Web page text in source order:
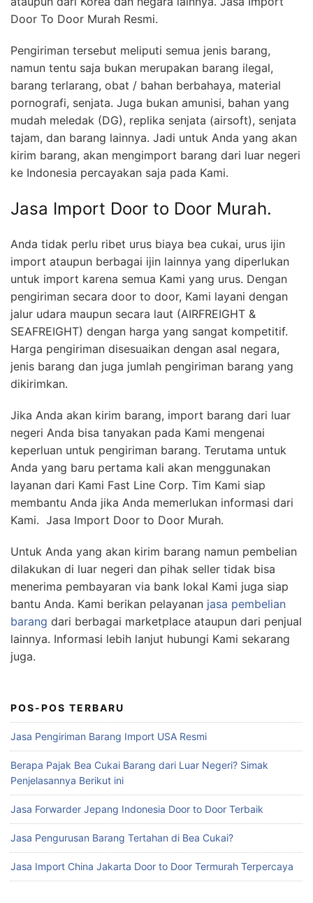
Door To Door Murah Resmi.
Pengiriman tersebut meliputi semua jenis barang,
namun tentu saja bukan merupakan barang ilegal,
barang terlarang, obat / bahan berbahaya, material
pornografi, senjata. Juga bukan amunisi, bahan yang
mudah meledak (DG), replika senjata (airsoft), senjata
tajam, dan barang lainnya. Jadi untuk Anda yang akan
kirim barang, akan mengimport barang dari luar negeri
ke Indonesia percayakan saja pada Kami.
Jasa Import Door to Door Murah.
Anda tidak perlu ribet urus biaya bea cukai, urus ijin
import ataupun berbagai ijin lainnya yang diperlukan
untuk import karena semua Kami yang urus. Dengan
pengiriman secara door to door, Kami layani dengan
jalur udara maupun secara laut (AIRFREIGHT &
SEAFREIGHT) dengan harga yang sangat kompetitif.
Harga pengiriman disesuaikan dengan asal negara,
jenis barang dan juga jumlah pengiriman barang yang
dikirimkan.
Jika Anda akan kirim barang, import barang dari luar
negeri Anda bisa tanyakan pada Kami mengenai
keperluan untuk pengiriman barang. Terutama untuk
Anda yang baru pertama kali akan menggunakan
layanan dari Kami Fast Line Corp. Tim Kami siap
membantu Anda jika Anda memerlukan informasi dari
Kami. Jasa Import Door to Door Murah.
Untuk Anda yang akan kirim barang namun pembelian
dilakukan di luar negeri dan pihak seller tidak bisa
menerima pembayaran via bank lokal Kami juga siap
bantu Anda. Kami berikan pelayanan jasa pembelian
barang dari berbagai marketplace ataupun dari penjual
lainnya. Informasi lebih lanjut hubungi Kami sekarang
juga.
POS-POS TERBARU
Jasa Pengiriman Barang Import USA Resmi
Berapa Pajak Bea Cukai Barang dari Luar Negeri? Simak
Penjelasannya Berikut ini
Jasa Forwarder Jepang Indonesia Door to Door Terbaik
Jasa Pengurusan Barang Tertahan di Bea Cukai?
Jasa Import China Jakarta Door to Door Termurah Terpercaya